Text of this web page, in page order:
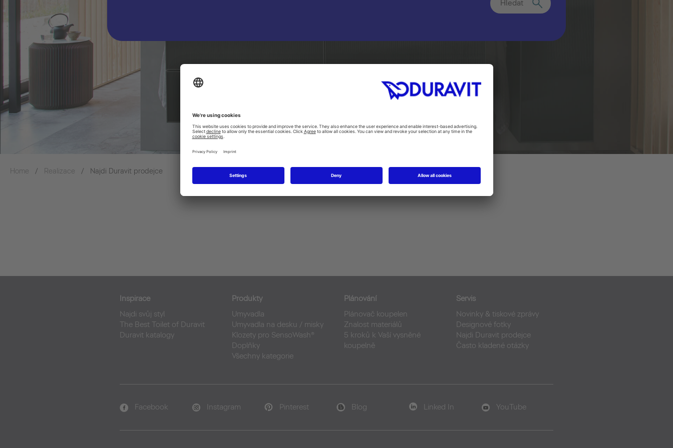
Hledat
Home Realizace Najdi Duravit prodejce
Inspirace
Najdi svůj styl
The Best Toilet of Duravit
Duravit katalogy
Produkty
Umyvadla
Umyvadla na desku / misky
Klozety pro SensoWash®
Doplňky
Všechny kategorie
Plánování
Plánovač koupelen
Znalost materiálů
5 kroků k Vaší vysněné
koupelně
Servis
Novinky & tiskové zprávy
Designové fotky
Najdi Duravit prodejce
Často kladené otázky
Facebook Instagram Pinterest Blog Linked In YouTube